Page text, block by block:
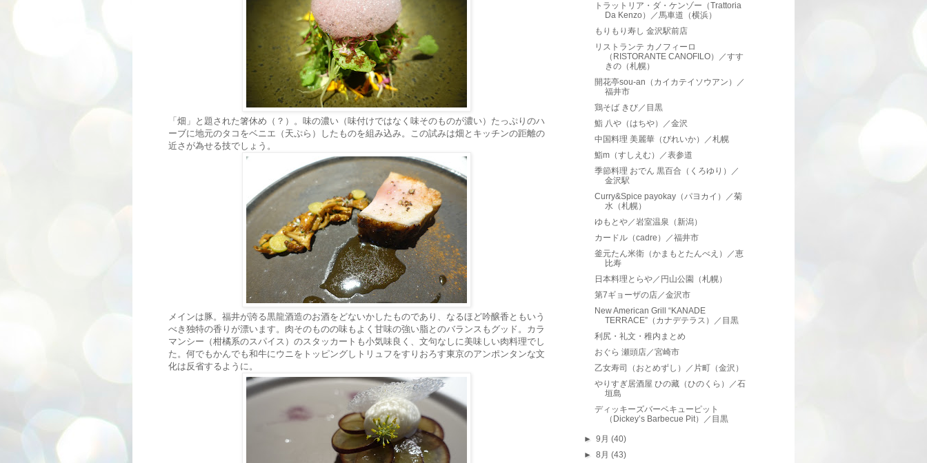
「畑」と題された箸休め（？）。味の濃い（味付けではなく味そのものが濃い）たっぷりのハ
ーブに地元のタコをベニエ（天ぷら）したものを組み込み。この試みは畑とキッチンの距離の
近さが為せる技でしょう。
メインは豚。福井が誇る黒龍酒造のお酒をどないかしたものであり、なるほど吟醸香ともいう
べき独特の香りが漂います。肉そのものの味もよく甘味の強い脂とのバランスもグッド。カラ
マンシー（柑橘系のスパイス）のスタッカートも小気味良く、文句なしに美味しい肉料理でし
た。何でもかんでも和牛にウニをトッピングしトリュフをすりおろす東京のアンポンタンな文
化は反省するように。
トラットリア・ダ・ケンゾー（Trattoria
Da Kenzo）／馬車道（横浜）
もりもり寿し 金沢駅前店
リストランテ カノフィーロ
（RISTORANTE CANOFILO）／すす
きの（札幌）
開花亭sou-an（カイカテイソウアン）／
福井市
鶏そば きび／目黒
鮨 八や（はちや）／金沢
中国料理 美麗華（びれいか）／札幌
鮨m（すしえむ）／表参道
季節料理 おでん 黒百合（くろゆり）／
金沢駅
Curry&Spice payokay（パヨカイ）／菊
水（札幌）
ゆもとや／岩室温泉（新潟）
カードル（cadre）／福井市
釜元たん米衛（かまもとたんべえ）／恵
比寿
日本料理とらや／円山公園（札幌）
第7ギョーザの店／金沢市
New American Grill “KANADE
TERRACE”（カナデテラス）／目黒
利尻・礼文・稚内まとめ
おぐら 瀬頭店／宮崎市
乙女寿司（おとめずし）／片町（金沢）
やりすぎ居酒屋 ひの藏（ひのくら）／石
垣島
ディッキーズバーベキューピット
（Dickey’s Barbecue Pit）／目黒
►9月(40)
►8月(43)